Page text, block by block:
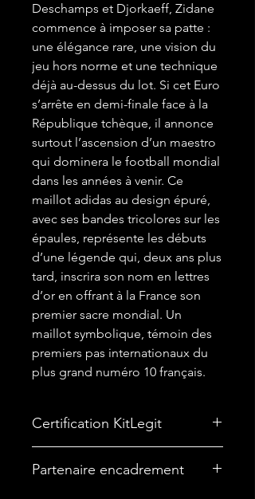
Deschamps et Djorkaeff, Zidane
commence à imposer sa patte :
une élégance rare, une vision du
jeu hors norme et une technique
déjà au-dessus du lot. Si cet Euro
s’arrête en demi-finale face à la
République tchèque, il annonce
surtout l’ascension d’un maestro
qui dominera le football mondial
dans les années à venir. Ce
maillot adidas au design épuré,
avec ses bandes tricolores sur les
épaules, représente les débuts
d’une légende qui, deux ans plus
tard, inscrira son nom en lettres
d’or en offrant à la France son
premier sacre mondial. Un
maillot symbolique, témoin des
premiers pas internationaux du
plus grand numéro 10 français.
Certification KitLegit
Partenaire encadrement